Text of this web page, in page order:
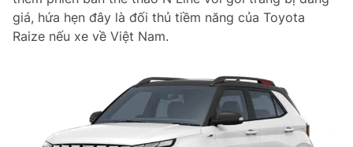
giá, hứa hẹn đây là đối thủ tiềm năng của Toyota
Raize nếu xe về Việt Nam.